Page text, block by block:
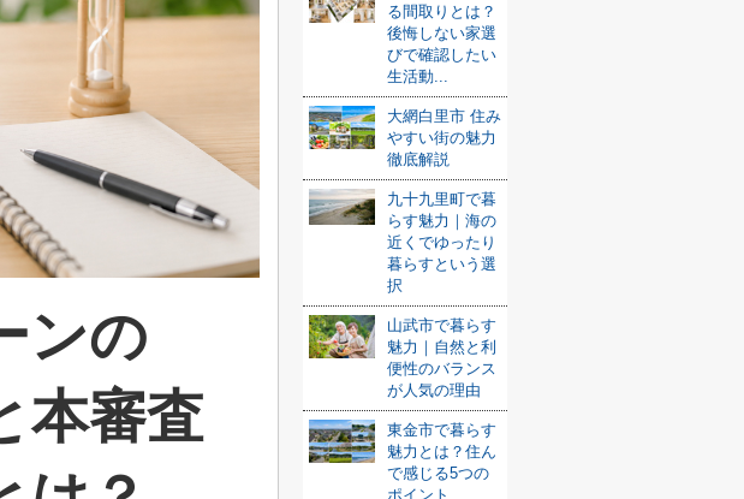
ンの
本審査
る間取りとは？
後悔しない家選
びで確認したい
生活動...
大網白里市 住み
やすい街の魅力
徹底解説
九十九里町で暮
らす魅力｜海の
近くでゆったり
暮らすという選
択
山武市で暮らす
魅力｜自然と利
便性のバランス
が人気の理由
東金市で暮らす
魅力とは？住ん
で感じる5つの
ポイント